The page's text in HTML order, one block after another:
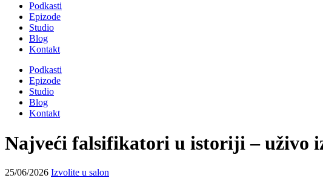
Podkasti
Epizode
Studio
Blog
Kontakt
Podkasti
Epizode
Studio
Blog
Kontakt
Najveći falsifikatori u istoriji – uživo
25/06/2026 Izvolite u salon